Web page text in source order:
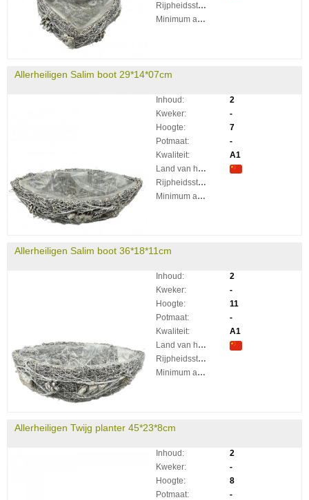
Rijpheidsstadium:
Minimum aantal takken per plant:
Allerheiligen Salim boot 29*14*07cm
Inhoud:
2
Kweker:
-
Hoogte:
7
Potmaat:
-
Kwaliteit:
A1
Land van herkomst:
Rijpheidsstadium:
Minimum aantal takken per plant:
Allerheiligen Salim boot 36*18*11cm
Inhoud:
2
Kweker:
-
Hoogte:
11
Potmaat:
-
Kwaliteit:
A1
Land van herkomst:
Rijpheidsstadium:
Minimum aantal takken per plant:
Allerheiligen Twijg planter 45*23*8cm
Inhoud:
2
Kweker:
-
Hoogte:
8
Potmaat:
-